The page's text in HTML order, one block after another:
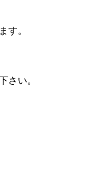
す。
さい。